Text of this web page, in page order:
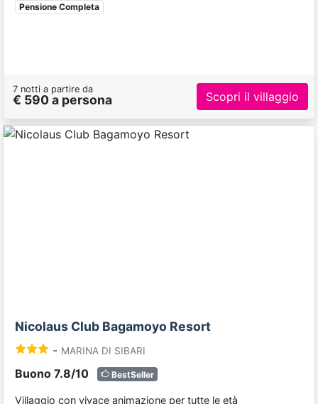
Pensione Completa
7 notti a partire da
€ 590 a persona Scopri il villaggio
Nicolaus Club Bagamoyo Resort
- MARINA DI SIBARI
Buono 7.8/10 BestSeller
Villaggio con vivace animazione per tutte le età